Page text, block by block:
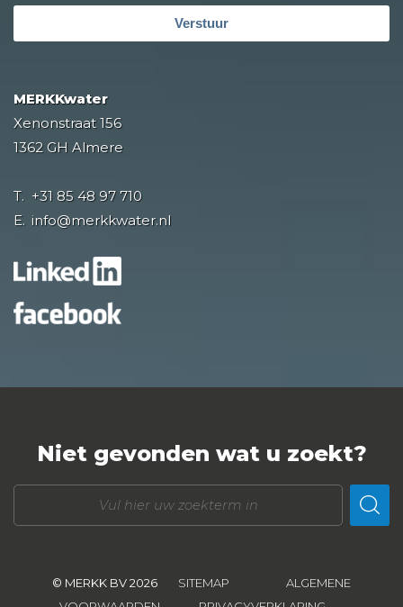
Verstuur
MERKKwater
Xenonstraat 156
1362 GH Almere
T. +31 85 48 97 710
E. info@merkkwater.nl
Niet gevonden wat u zoekt?
© MERKK BV 2026 SITEMAP
ALGEMENE